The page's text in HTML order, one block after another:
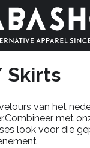
Skirts
van het
met
look voor die